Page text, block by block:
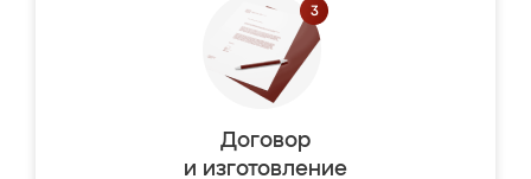
Договор
и изготовление